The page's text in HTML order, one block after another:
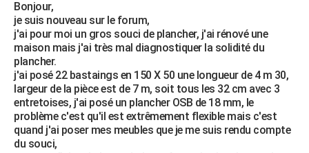
Essais
Réserver un essai
Citadines
Berlines
SUV
Forum auto
+HIGH-TECH
Mobiles
Meilleur smartphone
Internet
Ordinateurs
Jeux vidéo
Guide high-tech
+BRICOLAGE
Forum
Aménagement intérieur
Extérieur
Cuisine
Salle de bains
Jardinage
Rangement
WEEK-END
Guides de France
Escapades
Patrimoine
Expositions
Musées
Week-end nature
LIFESTYLE
Art de vivre
Bien-être
Loisirs
ModeModes de vie
SANTE
Bonjour,
je suis nouveau sur le forum,
j'ai pour moi un gros souci de plancher, j'ai rénové une
maison mais j'ai très mal diagnostiquer la solidité du
plancher.
j'ai posé 22 bastaings en 150 X 50 une longueur de 4 m 30,
largeur de la pièce est de 7 m, soit tous les 32 cm avec 3
entretoises, j'ai posé un plancher OSB de 18 mm, le
problème c'est qu'il est extrêmement flexible mais c'est
quand j'ai poser mes meubles que je me suis rendu compte
du souci,